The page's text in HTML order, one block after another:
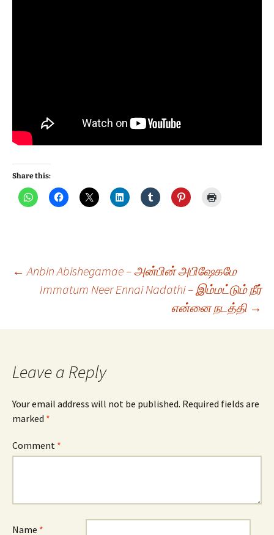
Share this:
Post
← Anbin Abishegamae – அன்பின் அபிஷேகமே
Immatum Neer Ennai Nadathi – இம்மட்டும் நீர்
என்னை நடத்தி →
Leave a Reply
Your email address will not be published. Required fields are
marked *
Comment *
Name *